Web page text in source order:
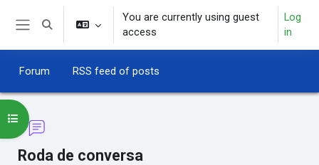
Skip to main content
Toggle search input
You are currently using guest
access
Log
in
Forum RSS feed of posts
Roda de conversa
Open course index